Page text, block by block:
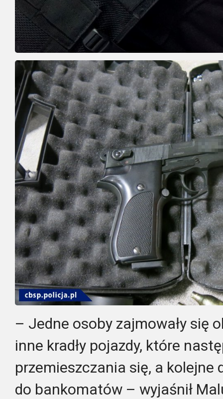
– Jedne osoby zajmowały się
inne kradły pojazdy, które
przemieszczania się, a kolejne
do bankomatów – wyjaśnił